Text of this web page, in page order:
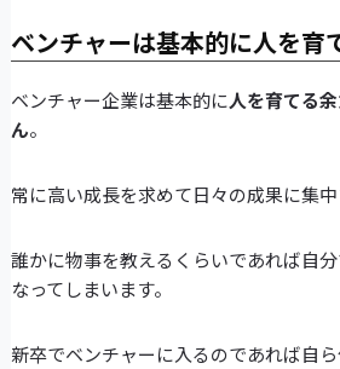
ベンチャーは基本的に人を育
ベンチャー企業は基本的に人を育てる
ん。
常に高い成長を求めて日々の成果に集中
誰かに物事を教えるくらいであれば自
なってしまいます。
新卒でベンチャーに入るのであれば自